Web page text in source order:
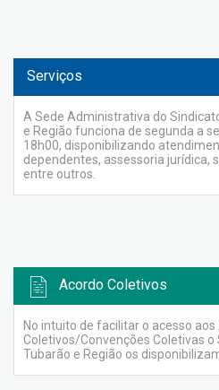
Serviços
A Sede Administrativa do
e Região funciona de segunda a
18h00, disponibilizando
dependentes, assessoria jurídica,
entre outros.
Acordo Coletivos
No intuito de facilitar o acesso aos
Coletivos/Convenções Coletivas o
Tubarão e Região os